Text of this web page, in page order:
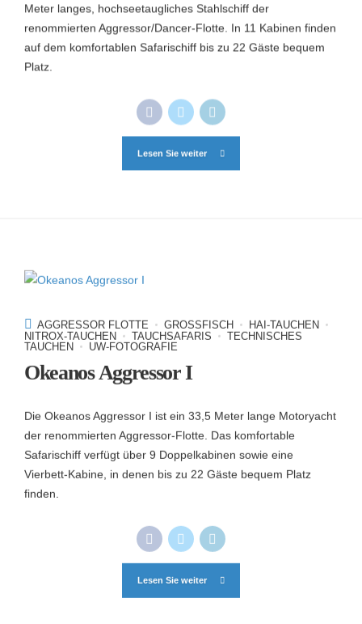
Meter langes, hochseetaugliches Stahlschiff der
renommierten Aggressor/Dancer-Flotte. In 11 Kabinen finden
auf dem komfortablen Safarischiff bis zu 22 Gäste bequem
Platz.
Lesen Sie weiter
AGGRESSOR FLOTTE GROSSFISCH
HAI-TAUCHEN
NITROX-TAUCHEN
TAUCHSAFARIS
TECHNISCHES
TAUCHEN
UW-FOTOGRAFIE
Okeanos Aggressor I
Die Okeanos Aggressor I ist ein 33,5 Meter lange Motoryacht
der renommierten Aggressor-Flotte. Das komfortable
Safarischiff verfügt über 9 Doppelkabinen sowie eine
Vierbett-Kabine, in denen bis zu 22 Gäste bequem Platz
finden.
Lesen Sie weiter